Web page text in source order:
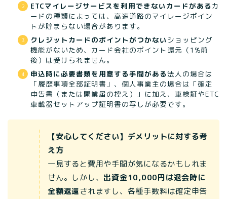
ETCマイレージサービスを利用できないカードがある カ
ードの種類によっては、高速道路のマイレージポイン
トが貯まらない場合があります。
クレジットカードのポイントがつかない ショッピング
機能がないため、カード会社のポイント還元（1%前
後）は受けられません。
申込時に必要書類を用意する手間がある法人の場合は
「履歴事項全部証明書」、個人事業主の場合は「確定
申告書（または開業届の控え）」に加え、車検証やETC
車載器セットアップ証明書の写しが必要です。
【安心してください】デメリットに対する考
え方
一見すると費用や手間が気になるかもしれま
せん。しかし、 出資金10,000円は退会時に
全額返還されますし、各種手数料は確定申告